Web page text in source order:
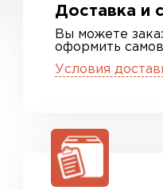
Доставка и
Вы можете
оформить
Условия